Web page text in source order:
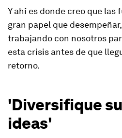
Y ahí es donde creo que las
gran papel que
trabajando con nosotros
esta crisis antes de que
retorno.
'Diversifique
ideas'